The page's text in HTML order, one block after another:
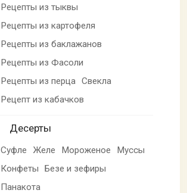
Рецепты из тыквы
Рецепты из картофеля
Рецепты из баклажанов
Рецепты из Фасоли
Рецепты из перца Свекла
Рецепт из кабачков
Десерты
Суфле Желе Мороженое
Муссы
Конфеты
Безе и зефиры
Панакота